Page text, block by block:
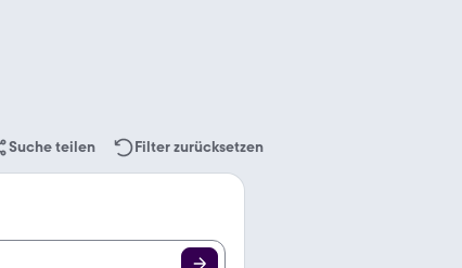
Suche teilen Filter zurücksetzen